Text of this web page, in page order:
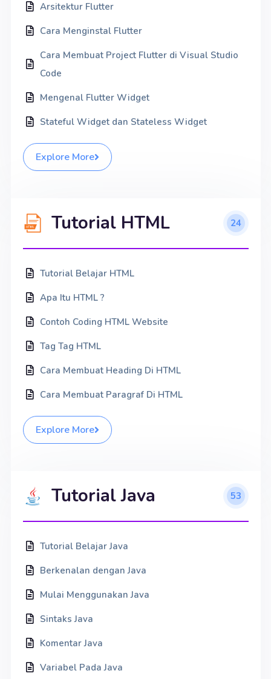
Arsitektur Flutter
Cara Menginstal Flutter
Cara Membuat Project Flutter di Visual Studio
Code
Mengenal Flutter Widget
Stateful Widget dan Stateless Widget
Explore More
Tutorial HTML 24
Tutorial Belajar HTML
Apa Itu HTML ?
Contoh Coding HTML Website
Tag Tag HTML
Cara Membuat Heading Di HTML
Cara Membuat Paragraf Di HTML
Explore More
Tutorial Java 53
Tutorial Belajar Java
Berkenalan dengan Java
Mulai Menggunakan Java
Sintaks Java
Komentar Java
Variabel Pada Java